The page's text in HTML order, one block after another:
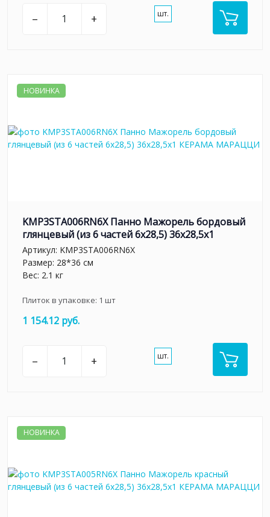
– + шт.
НОВИНКА
KMP3STA006RN6X Панно Мажорель бордовый
глянцевый (из 6 частей 6х28,5) 36x28,5x1
Артикул: KMP3STA006RN6X
Размер: 28*36 см
Вес: 2.1 кг
Плиток в упаковке: 1 шт
1 154.12 руб.
– + шт.
НОВИНКА